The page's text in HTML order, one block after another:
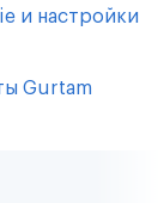
и настройки
Gurtam